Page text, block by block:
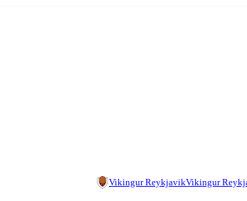
Vikingur ReykjavikVikingur